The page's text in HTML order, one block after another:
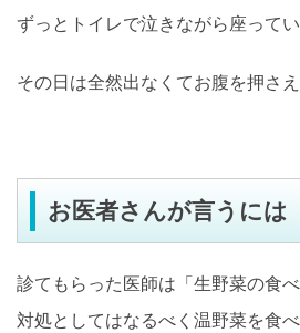
ずっとトイレで泣きながら座ってい
その日は全然出なくてお腹を押さえ
お医者さんが言うには
診てもらった医師は「生野菜の食べ
対処としてはなるべく温野菜を食